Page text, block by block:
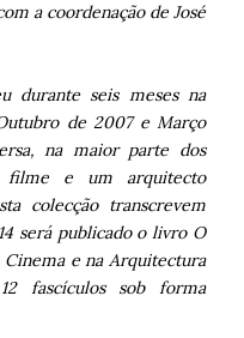
a coordenação de José
durante seis meses na
de 2007 e Março
na maior parte dos
filme e um arquitecto
colecção transcrevem
será publicado o livro O
Cinema e na Arquitectura
fascículos sob forma